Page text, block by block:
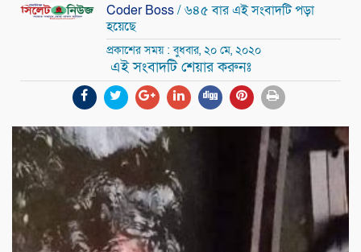
Coder Boss/ ৬৪৫ বার এই সংবাদটি পড়া
হয়েছে
প্রকাশের সময় : বুধবার, ২০ মে, ২০২০
এই সংবাদটি শেয়ার করুনঃ